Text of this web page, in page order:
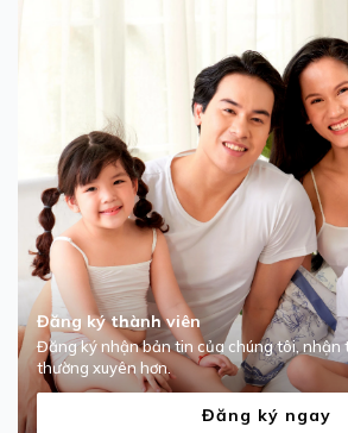
Đăng ký thành viên
Đăng ký nhận bản tin của chúng tôi,
thường xuyên hơn.
Đăng ký ngay